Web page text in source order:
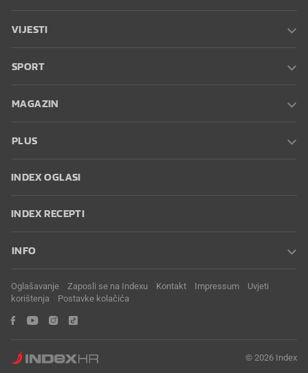
VIJESTI
SPORT
MAGAZIN
PLUS
INDEX OGLASI
INDEX RECEPTI
INFO
Oglašavanje Zaposli se na Indexu Kontakt Impressum
Uvjeti
korištenja
Postavke kolačića
© 2026 Index